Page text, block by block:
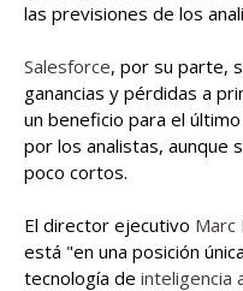
las previsiones de los
Salesforce, por su parte,
ganancias y pérdidas a
un beneficio para el
por los analistas, aunque
poco cortos.
El director ejecutivo Marc
está "en una posición
tecnología de inteligencia